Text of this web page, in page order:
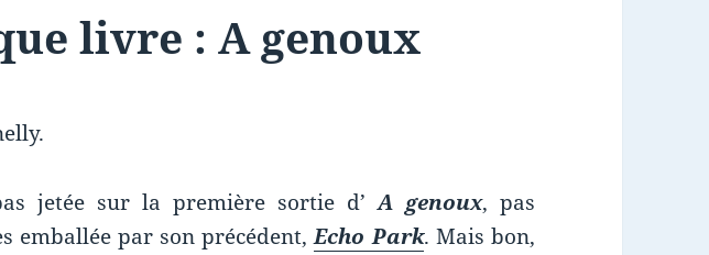
livre : A genoux
jetée sur la première sortie d’A genoux, pas
emballée par son précédent,Echo Park. Mais bon,